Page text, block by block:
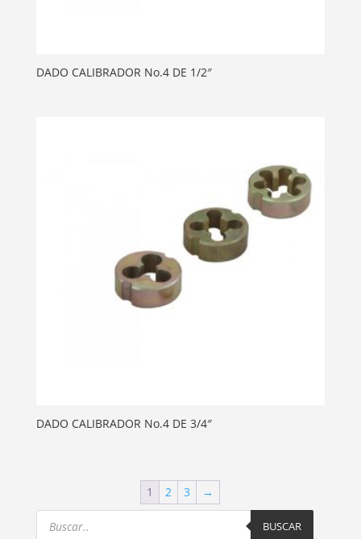
DADO CALIBRADOR No.4 DE 1/2″
DADO CALIBRADOR No.4 DE 3/4″
1 2 3
→
Products
search BUSCAR